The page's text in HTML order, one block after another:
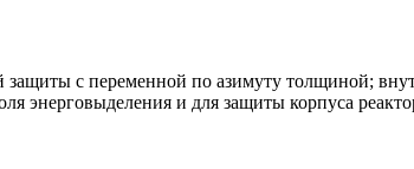
с переменной по азимуту толщиной;
энерговыделения и для защиты корпуса